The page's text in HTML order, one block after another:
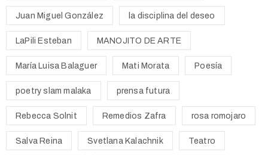
Juan Miguel González la disciplina del deseo
LaPili Esteban MANOJITO DE ARTE
María Luisa Balaguer Mati Morata Poesía
poetry slam malaka prensa futura
Rebecca Solnit Remedios Zafra rosa romojaro
Salva Reina Svetlana Kalachnik Teatro